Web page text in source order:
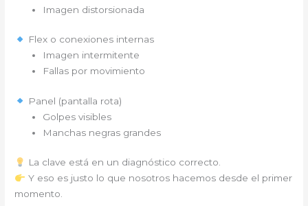
Imagen distorsionada
Flex o conexiones internas
Imagen intermitente
Fallas por movimiento
Panel (pantalla rota)
Golpes visibles
Manchas negras grandes
La clave está en un diagnóstico correcto.
Y eso es justo lo que nosotros hacemos desde el primer
momento.